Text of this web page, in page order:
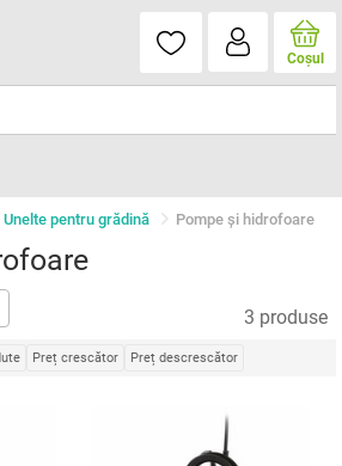
Coşul
Unelte pentru grădină Pompe şi hidrofoare
3 produse
Preț crescător Preț descrescător